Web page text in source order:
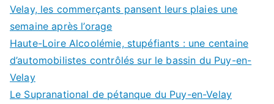
Velay, les commerçants pansent leurs plaies une
semaine après l’orage
Haute-Loire Alcoolémie, stupéfiants : une centaine
d’automobilistes contrôlés sur le bassin du Puy-en-
Velay
Le Supranational de pétanque du Puy-en-Velay